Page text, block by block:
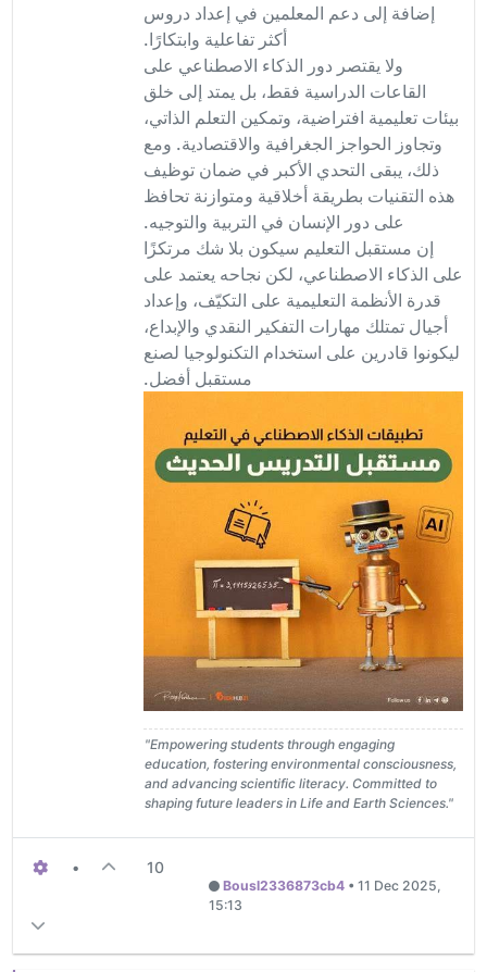
إضافة إلى دعم المعلمين في إعداد دروس
أكثر تفاعلية وابتكارًا.
ولا يقتصر دور الذكاء الاصطناعي على
القاعات الدراسية فقط، بل يمتد إلى خلق
بيئات تعليمية افتراضية، وتمكين التعلم الذاتي،
وتجاوز الحواجز الجغرافية والاقتصادية. ومع
ذلك، يبقى التحدي الأكبر في ضمان توظيف
هذه التقنيات بطريقة أخلاقية ومتوازنة تحافظ
على دور الإنسان في التربية والتوجيه.
إن مستقبل التعليم سيكون بلا شك مرتكزًا
على الذكاء الاصطناعي، لكن نجاحه يعتمد على
قدرة الأنظمة التعليمية على التكيّف، وإعداد
أجيال تمتلك مهارات التفكير النقدي والإبداع،
ليكونوا قادرين على استخدام التكنولوجيا لصنع
مستقبل أفضل.
"Empowering students through engaging
education, fostering environmental consciousness,
and advancing scientific literacy. Committed to
shaping future leaders in Life and Earth Sciences."
• 10
Bousl2336873cb4 •11 Dec 2025,
15:13